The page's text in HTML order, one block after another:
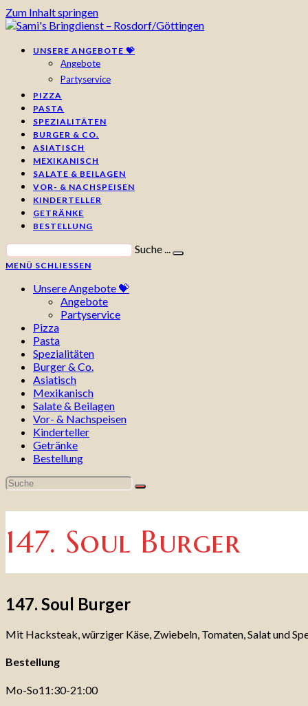
Zum Inhalt springen
UNSERE ANGEBOTE 💝
Angebote
Partyservice
PIZZA
PASTA
SPEZIALITÄTEN
BURGER & CO.
ASIATISCH
MEXIKANISCH
SALATE & BEILAGEN
VOR- & NACHSPEISEN
KINDERTELLER
GETRÄNKE
BESTELLUNG
Suche ...
MENÜ SCHLIESSEN
Unsere Angebote 💝
Angebote
Partyservice
Pizza
Pasta
Spezialitäten
Burger & Co.
Asiatisch
Mexikanisch
Salate & Beilagen
Vor- & Nachspeisen
Kinderteller
Getränke
Bestellung
147. Soul Burger
147. Soul Burger
Mit Hacksteak, würziger Käse, Zwiebeln, Tomaten, Salat und
Bestellung
Mo-So11:30-21:00